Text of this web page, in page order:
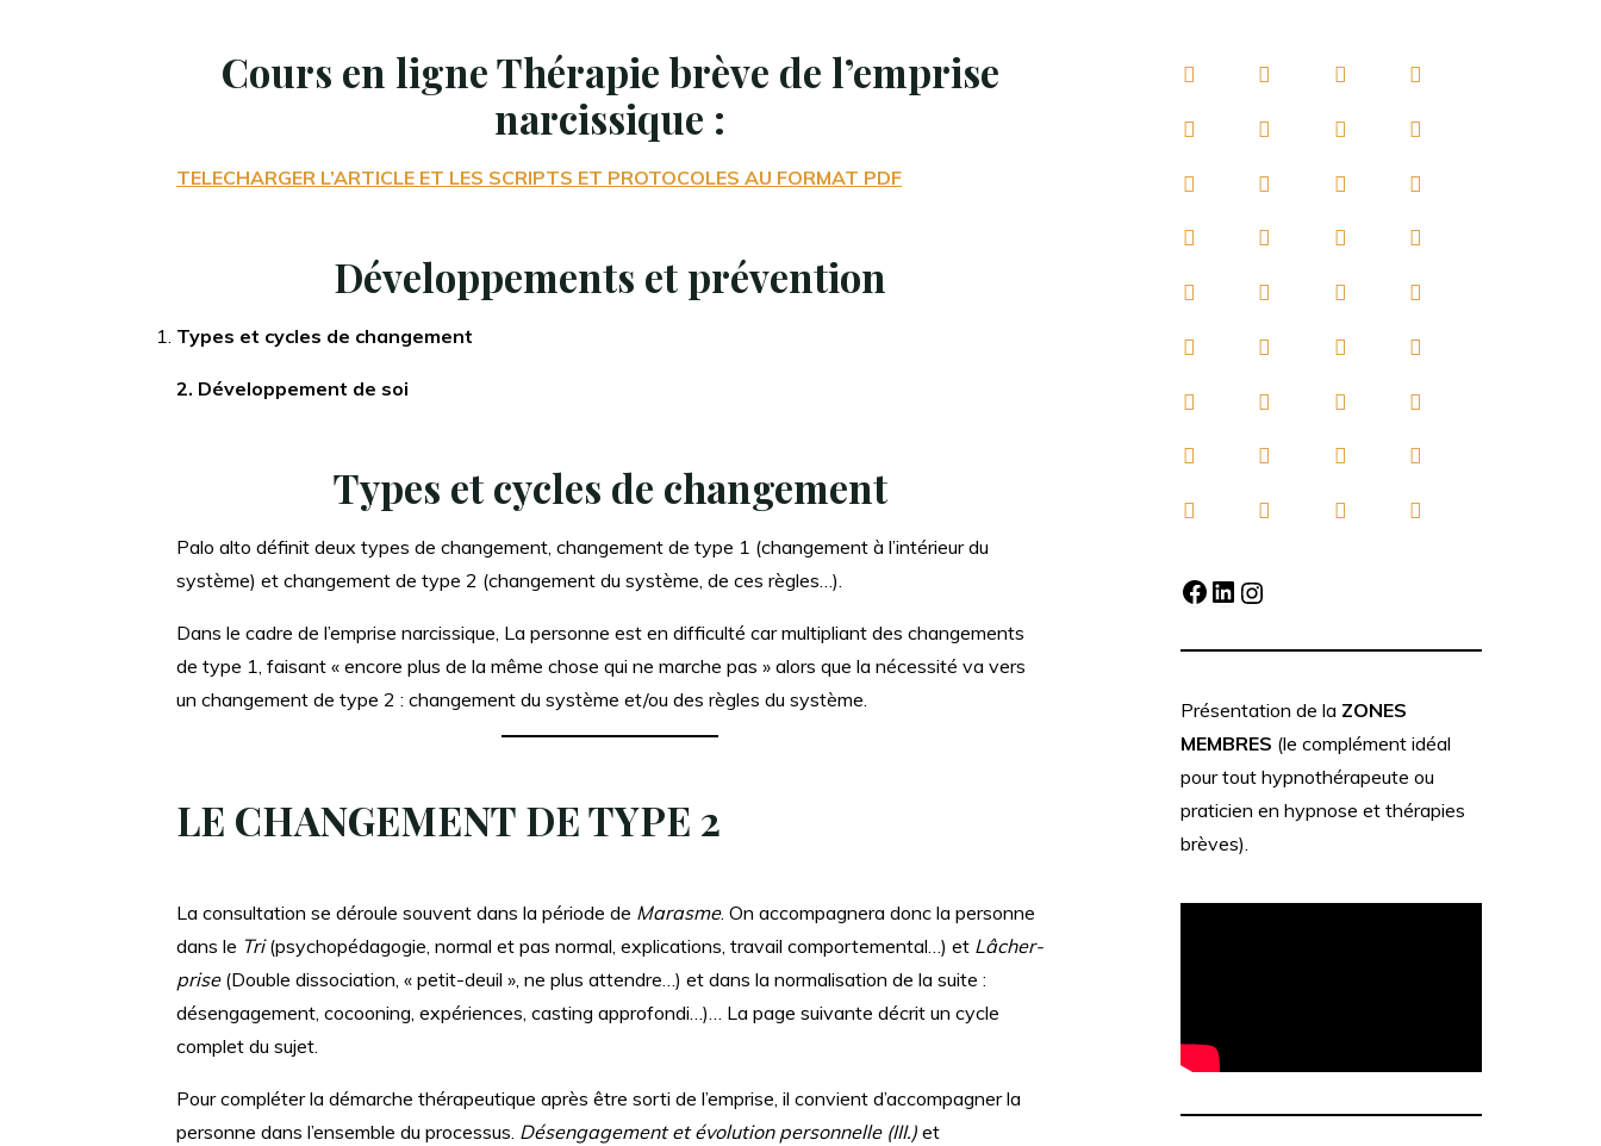
J B
Cours en ligne Thérapie brève de l’emprise
narcissique :
TELECHARGER L’ARTICLE ET LES SCRIPTS ET PROTOCOLES AU FORMAT PDF
Développements et prévention
Types et cycles de changement
2. Développement de soi
Types et cycles de changement
Palo alto définit deux types de changement, changement de type 1 (changement à l’intérieur du
système) et changement de type 2 (changement du système, de ces règles…).
Dans le cadre de l’emprise narcissique, La personne est en difficulté car multipliant des changements
de type 1, faisant « encore plus de la même chose qui ne marche pas » alors que la nécessité va vers
un changement de type 2 : changement du système et/ou des règles du système.
LE CHANGEMENT DE TYPE 2
La consultation se déroule souvent dans la période de Marasme. On accompagnera donc la personne
dans le Tri(psychopédagogie, normal et pas normal, explications, travail comportemental…) et Lâcher-
prise(Double dissociation, « petit-deuil », ne plus attendre…) et dans la normalisation de la suite :
désengagement, cocooning, expériences, casting approfondi…)… La page suivante décrit un cycle
complet du sujet.
Pour compléter la démarche thérapeutique après être sorti de l’emprise, il convient d’accompagner la
personne dans l’ensemble du processus. Désengagement et évolution personnelle (III.) et
Facebook
LinkedIn
Instagram
Présentation de la ZONES
MEMBRES (le complément idéal
pour tout hypnothérapeute ou
praticien en hypnose et thérapies
brèves).